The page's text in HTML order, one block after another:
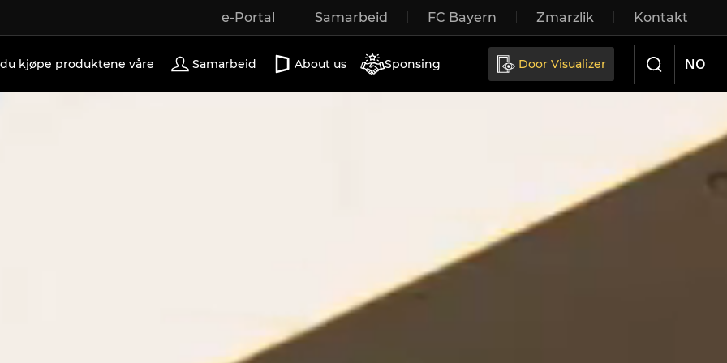
e-Portal Samarbeid FC Bayern Zmarzlik Kontakt
Exterior doors Terrace doors Sliding doors
kjøpe produktene våre Samarbeid About us Sponsing Door Visualizer NO